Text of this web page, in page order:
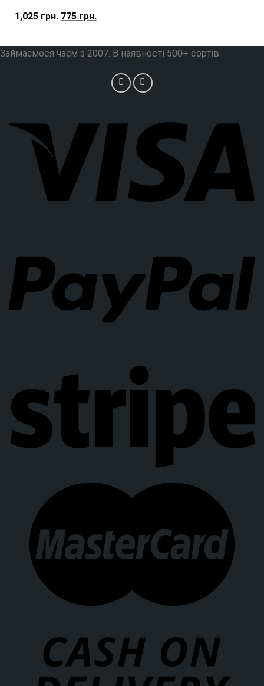
1,025грн. Оригінальна
1,025
грн..
775грн.Поточна
775
грн..
Займаємося чаєм з 2007. В наявності 500+ сортів.